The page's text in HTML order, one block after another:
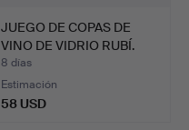
JUEGO DE COPAS DE
VINO DE VIDRIO RUBÍ.
8 días
Estimación
58 USD